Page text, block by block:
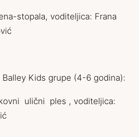
stopala, voditeljica: Frana
Balley Kids grupe (4-6 godina):
ulični ples , voditeljica: